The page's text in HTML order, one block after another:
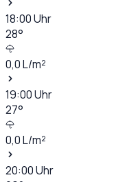
18:00Uhr
28°
0,0L/m²
19:00Uhr
27°
0,0L/m²
20:00Uhr